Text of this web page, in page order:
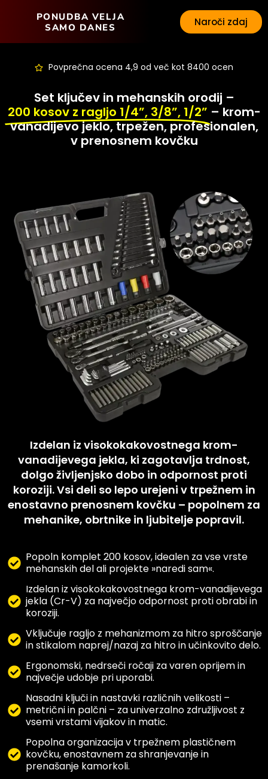
PONUDBA VELJA
SAMO DANES
Naroči zdaj
Povprečna ocena 4,9 od več kot 8400 ocen
Set ključev in mehanskih orodij –
200 kosov z ragljo 1/4”, 3/8”, 1/2” – krom-
vanadijevo jeklo, trpežen, profesionalen,
v prenosnem kovčku
Izdelan iz visokokakovostnega krom-
vanadijevega jekla, ki zagotavlja trdnost,
dolgo življenjsko dobo in odpornost proti
koroziji. Vsi deli so lepo urejeni v trpežnem in
enostavno prenosnem kovčku – popolnem za
mehanike, obrtnike in ljubitelje popravil.
Popoln komplet 200 kosov, idealen za vse vrste
mehanskih del ali projekte »naredi sam«.
Izdelan iz visokokakovostnega krom-vanadijevega
jekla (Cr-V) za največjo odpornost proti obrabi in
koroziji.
Vključuje ragljo z mehanizmom za hitro sproščanje
in stikalom naprej/nazaj za hitro in učinkovito delo.
Ergonomski, nedrseči ročaji za varen oprijem in
največje udobje pri uporabi.
Nasadni ključi in nastavki različnih velikosti –
metrični in palčni – za univerzalno združljivost z
vsemi vrstami vijakov in matic.
Popolna organizacija v trpežnem plastičnem
kovčku, enostavnem za shranjevanje in
prenašanje kamorkoli.